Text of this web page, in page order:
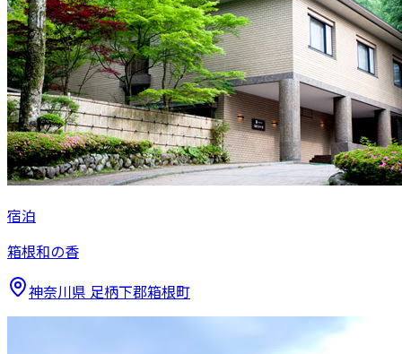
宿泊
箱根和の香
神奈川県 足柄下郡箱根町